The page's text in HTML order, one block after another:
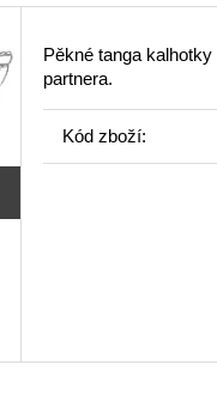
Pěkné tanga
partnera.
Kód zboží: